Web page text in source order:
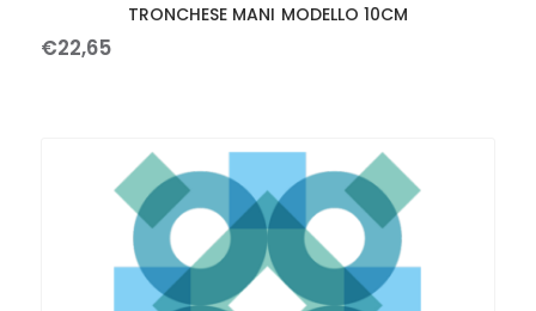
TRONCHESE MANI MODELLO 10CM
€22,65